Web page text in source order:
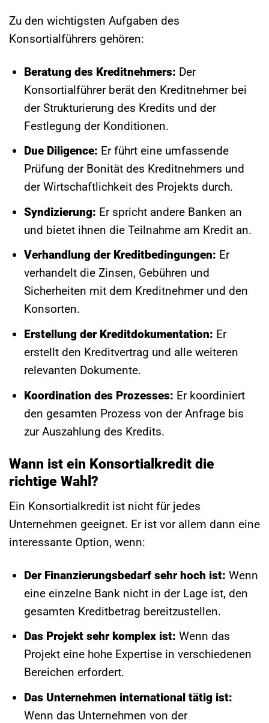
Zu den wichtigsten Aufgaben des
Konsortialführers gehören:
Beratung des Kreditnehmers: Der
Konsortialführer berät den Kreditnehmer bei
der Strukturierung des Kredits und der
Festlegung der Konditionen.
Due Diligence: Er führt eine umfassende
Prüfung der Bonität des Kreditnehmers und
der Wirtschaftlichkeit des Projekts durch.
Syndizierung: Er spricht andere Banken an
und bietet ihnen die Teilnahme am Kredit an.
Verhandlung der Kreditbedingungen: Er
verhandelt die Zinsen, Gebühren und
Sicherheiten mit dem Kreditnehmer und den
Konsorten.
Erstellung der Kreditdokumentation: Er
erstellt den Kreditvertrag und alle weiteren
relevanten Dokumente.
Koordination des Prozesses: Er koordiniert
den gesamten Prozess von der Anfrage bis
zur Auszahlung des Kredits.
Wann ist ein Konsortialkredit die
richtige Wahl?
Ein Konsortialkredit ist nicht für jedes
Unternehmen geeignet. Er ist vor allem dann eine
interessante Option, wenn:
Der Finanzierungsbedarf sehr hoch ist: Wenn
eine einzelne Bank nicht in der Lage ist, den
gesamten Kreditbetrag bereitzustellen.
Das Projekt sehr komplex ist: Wenn das
Projekt eine hohe Expertise in verschiedenen
Bereichen erfordert.
Das Unternehmen international tätig ist:
Wenn das Unternehmen von der